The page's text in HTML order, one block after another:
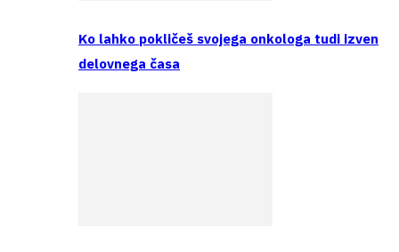
Ko lahko pokličeš svojega onkologa tudi izven
delovnega časa